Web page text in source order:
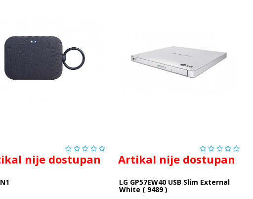
nije dostupan Artikal nije dostupan
LG GP57EW40 USB Slim External
White ( 9489 )